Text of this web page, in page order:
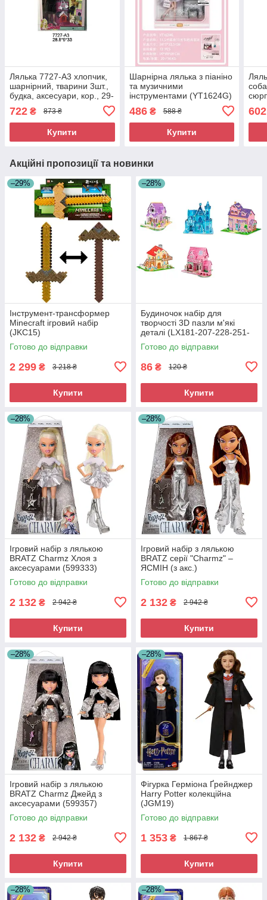
Лялька 7727-A3 хлопчик,
шарнірний, тварини 3шт.,
будка, аксесуари, кор., 29-
722 ₴ 873 ₴
Купити
Шарнірна лялька з піаніно
та музичними
інструментами (YT1624G)
486₴ 588 ₴
Купити
602
Акційні пропозиції та новинки
–29%
Інструмент-трансформер
Minecraft ігровий набір
(JKC15)
Готово до відправки
2 299 ₴ 3 218 ₴
Купити
–28%
Будиночок набір для
творчості 3D пазли м'які
деталі (LX181-207-228-251-
27)
Готово до відправки
86 ₴ 120 ₴
Купити
–28%
Ігровий набір з лялькою
BRATZ Charmz Хлоя з
аксесуарами (599333)
Готово до відправки
2 132 ₴ 2 942 ₴
Купити
–28%
Ігровий набір з лялькою
BRATZ серії "Charmz" –
ЯСМІН (з акс.)
Готово до відправки
2 132 ₴ 2 942 ₴
Купити
–28%
Ігровий набір з лялькою
BRATZ Charmz Джейд з
аксесуарами (599357)
Готово до відправки
2 132 ₴ 2 942 ₴
Купити
–28%
Фігурка Герміона Ґрейнджер
Harry Potter колекційна
(JGM19)
Готово до відправки
1 353 ₴ 1 867 ₴
Купити
–28% –28%